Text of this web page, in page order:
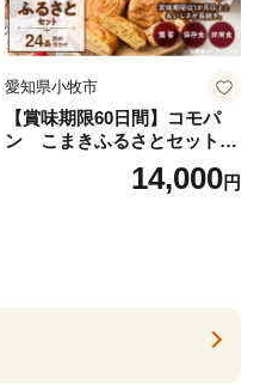
愛知県小牧市
【賞味期限60日間】コモパ
ン こまきふるさとセット
（24個入り）／災害用備蓄
保存食 非常食 防災グッズに
14,000円